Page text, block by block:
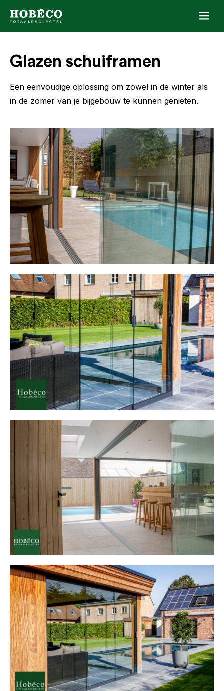
Glazen schuiframen
Een eenvoudige oplossing om zowel in de winter als
in de zomer van je bijgebouw te kunnen genieten.